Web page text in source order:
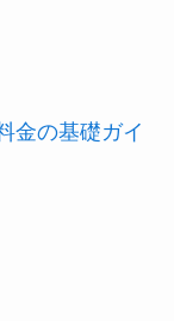
金の基礎ガイ